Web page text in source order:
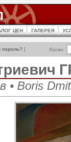
ЦЕН ГАЛЕРЕЯ
пароль? ] Логин:
• Boris